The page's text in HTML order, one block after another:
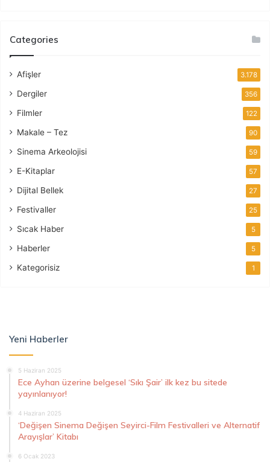
Categories
Afişler 3.178
Dergiler 356
Filmler 122
Makale – Tez 90
Sinema Arkeolojisi 59
E-Kitaplar 57
Dijital Bellek 27
Festivaller 25
Sıcak Haber 5
Haberler 5
Kategorisiz 1
Yeni Haberler
5 Haziran 2025
Ece Ayhan üzerine belgesel ‘Sıkı Şair’ ilk kez bu sitede
yayınlanıyor!
4 Haziran 2025
‘Değişen Sinema Değişen Seyirci-Film Festivalleri ve Alternatif
Arayışlar’ Kitabı
6 Ocak 2023